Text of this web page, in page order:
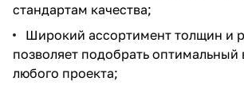
стандартам качества;
Широкий ассортимент толщин и
позволяет подобрать оптимальный
любого проекта;